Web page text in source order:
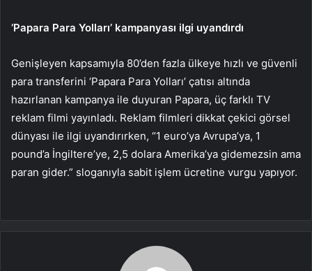
‘Papara Para Yolları’ kampanyası ilgi uyandırdı
Genişleyen kapsamıyla 80’den fazla ülkeye hızlı ve güvenli
para transferini ‘Papara Para Yolları’ çatısı altında
hazırlanan kampanya ile duyuran Papara, üç farklı TV
reklam filmi yayınladı. Reklam filmleri dikkat çekici görsel
dünyası ile ilgi uyandırırken, “1 euro’ya Avrupa’ya, 1
pound’a İngiltere’ye, 2,5 dolara Amerika’ya gidemezsin ama
paran gider.” sloganıyla sabit işlem ücretine vurgu yapıyor.